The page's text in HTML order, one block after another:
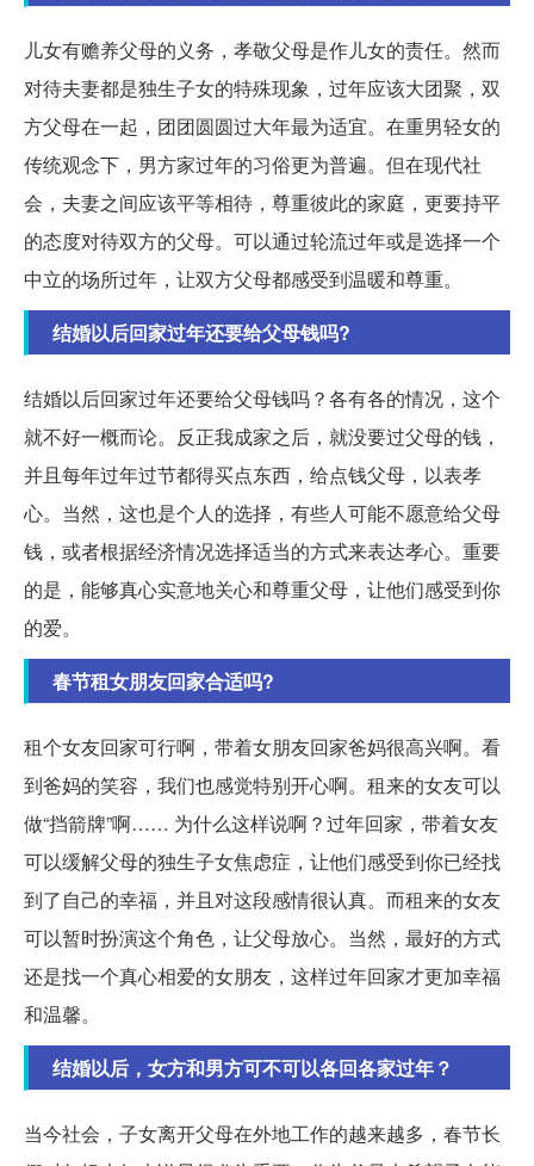
儿女有赡养父母的义务，孝敬父母是作儿女的责任。然而
对待夫妻都是独生子女的特殊现象，过年应该大团聚，双
方父母在一起，团团圆圆过大年最为适宜。在重男轻女的
传统观念下，男方家过年的习俗更为普遍。但在现代社
会，夫妻之间应该平等相待，尊重彼此的家庭，更要持平
的态度对待双方的父母。可以通过轮流过年或是选择一个
中立的场所过年，让双方父母都感受到温暖和尊重。
结婚以后回家过年还要给父母钱吗?
结婚以后回家过年还要给父母钱吗？各有各的情况，这个
就不好一概而论。反正我成家之后，就没要过父母的钱，
并且每年过年过节都得买点东西，给点钱父母，以表孝
心。当然，这也是个人的选择，有些人可能不愿意给父母
钱，或者根据经济情况选择适当的方式来表达孝心。重要
的是，能够真心实意地关心和尊重父母，让他们感受到你
的爱。
春节租女朋友回家合适吗?
租个女友回家可行啊，带着女朋友回家爸妈很高兴啊。看
到爸妈的笑容，我们也感觉特别开心啊。租来的女友可以
做“挡箭牌”啊…… 为什么这样说啊？过年回家，带着女友
可以缓解父母的独生子女焦虑症，让他们感受到你已经找
到了自己的幸福，并且对这段感情很认真。而租来的女友
可以暂时扮演这个角色，让父母放心。当然，最好的方式
还是找一个真心相爱的女朋友，这样过年回家才更加幸福
和温馨。
结婚以后，女方和男方可不可以各回各家过年？
当今社会，子女离开父母在外地工作的越来越多，春节长